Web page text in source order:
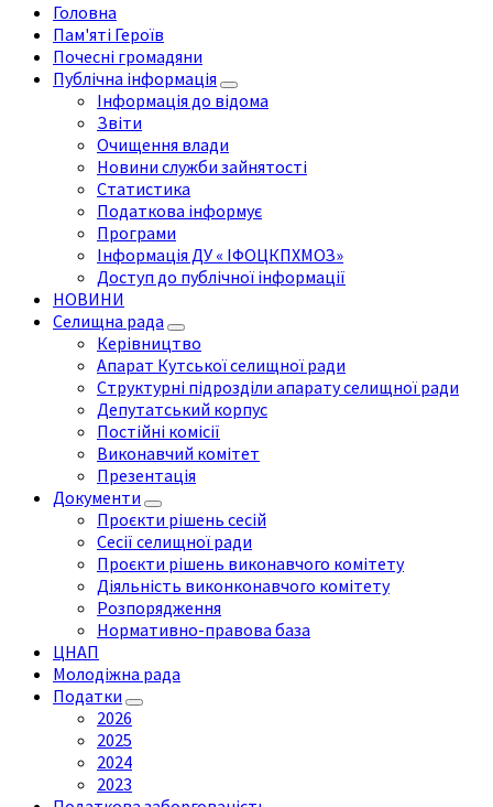
Головна
Пам'яті Героїв
Почесні громадяни
Публічна інформація
Інформація до відома
Звіти
Очищення влади
Новини служби зайнятості
Статистика
Податкова інформує
Програми
Інформація ДУ « ІФОЦКПХМОЗ»
Доступ до публічної інформації
НОВИНИ
Селищна рада
Керівництво
Апарат Кутської селищної ради
Структурні підрозділи апарату селищної ради
Депутатський корпус
Постійні комісії
Виконавчий комітет
Презентація
Документи
Проєкти рішень сесій
Сесії селищної ради
Проєкти рішень виконавчого комітету
Діяльність виконконавчого комітету
Розпорядження
Нормативно-правова база
ЦНАП
Молодіжна рада
Податки
2026
2025
2024
2023